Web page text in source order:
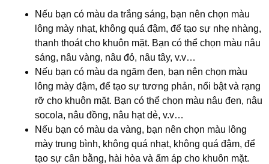
Nếu bạn có màu da trắng sáng, bạn nên chọn màu
lông mày nhạt, không quá đậm, để tạo sự nhẹ nhàng,
thanh thoát cho khuôn mặt. Bạn có thể chọn màu nâu
sáng, nâu vàng, nâu đỏ, nâu tây, v.v…
Nếu bạn có màu da ngăm đen, bạn nên chọn màu
lông mày đậm, để tạo sự tương phản, nổi bật và rạng
rỡ cho khuôn mặt. Bạn có thể chọn màu nâu đen, nâu
socola, nâu đồng, nâu hạt dẻ, v.v…
Nếu bạn có màu da vàng, bạn nên chọn màu lông
mày trung bình, không quá nhạt, không quá đậm, để
tạo sự cân bằng, hài hòa và ấm áp cho khuôn mặt.